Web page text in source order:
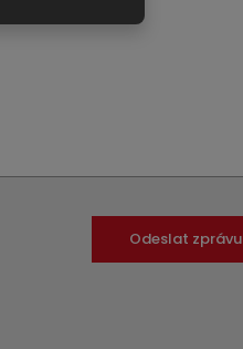
Odeslat zprávu